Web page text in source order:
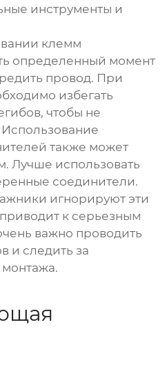
инструменты и
клемм
определенный момент
провод. При
избегать
чтобы не
также может
Лучше использовать
соединители.
игнорируют эти
к серьезным
важно проводить
и следить за